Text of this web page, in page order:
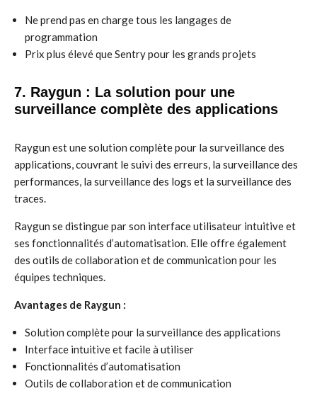
Ne prend pas en charge tous les langages de
programmation
Prix plus élevé que Sentry pour les grands projets
7. Raygun : La solution pour une
surveillance complète des applications
Raygun est une solution complète pour la surveillance des
applications, couvrant le suivi des erreurs, la surveillance des
performances, la surveillance des logs et la surveillance des
traces.
Raygun se distingue par son interface utilisateur intuitive et
ses fonctionnalités d’automatisation. Elle offre également
des outils de collaboration et de communication pour les
équipes techniques.
Avantages de Raygun :
Solution complète pour la surveillance des applications
Interface intuitive et facile à utiliser
Fonctionnalités d’automatisation
Outils de collaboration et de communication